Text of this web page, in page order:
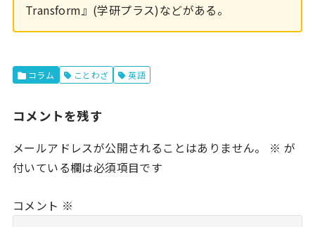
Transform』(学研プラス)などがある。
コラム ことわざ 英語
コメントを残す
メールアドレスが公開されることはありません。 ※ が
付いている欄は必須項目です
コメント ※